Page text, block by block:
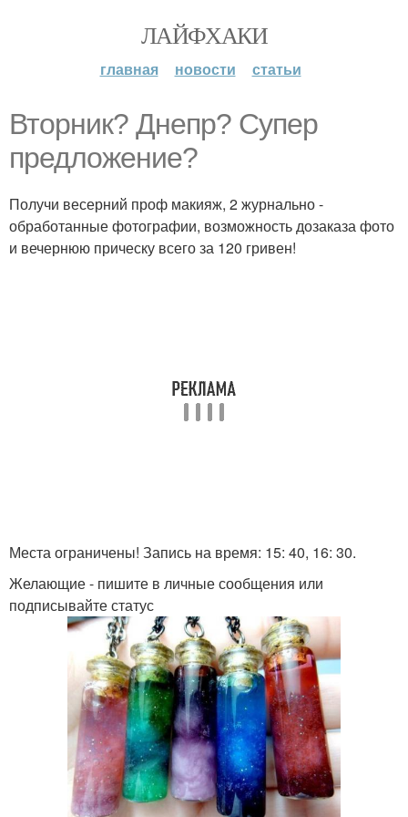
ЛАЙФХАКИ
главная новости статьи
Вторник? Днепр? Супер
предложение?
Получи весерний проф макияж, 2 журнально -
обработанные фотографии, возможность дозаказа фото
и вечернюю прическу всего за 120 гривен!
Места ограничены! Запись на время: 15: 40, 16: 30.
Желающие - пишите в личные сообщения или
подписывайте статус